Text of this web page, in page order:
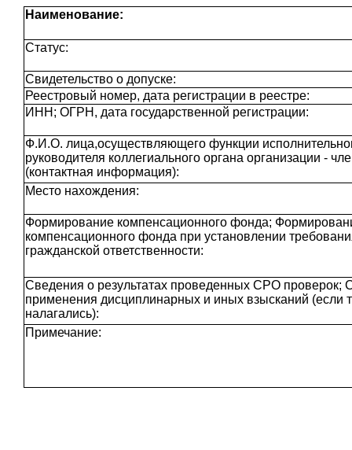
Наименование:
Статус:
Свидетельство о допуске:
Реестровый номер, дата регистрации в реестре:
ИНН; ОГРН, дата государственной регистрации:
Ф.И.О. лица,осуществляющего функции
руководителя коллегиального органа организации -
(контактная информация):
Место нахождения:
Формирование компенсационного фонда;
компенсационного фонда при установлении
гражданской ответственности:
Сведения о результатах проведенных СРО проверок;
применения дисциплинарных и иных взысканий (если
налагались):
Примечание: